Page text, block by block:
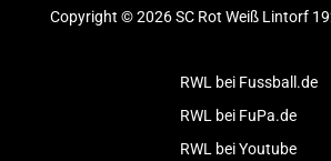
Copyright © 2026 SC Rot Weiß Lintorf
RWL bei Fussball.de
RWL bei FuPa.de
RWL bei Youtube